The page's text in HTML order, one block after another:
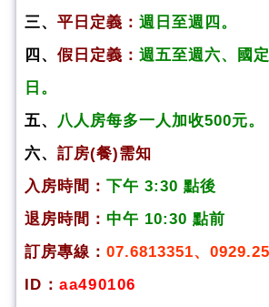
三、 平日定義： 週日至週四。
四、 假日定義： 週五至週六、國
日。
五、 八人房每多一人加收500元。
六、 訂房(餐)需知
入房時間： 下午 3:30 點後
退房時間： 中午 10:30 點前
訂房專線： 07.6813351、
ID：aa490106